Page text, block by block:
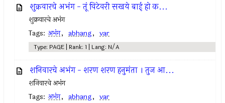
शुक्रवारचे अभंग - तूं विटेवरी सखये बाई हो क...
शुक्रवारचे अभंग
Tags: अभंग, abhang, var
Type: PAGE | Rank: 1 | Lang: N/A
शनिवारचे अभंग - शरण शरण हनुमंता । तुज आ...
शनिवारचे अभंग
Tags: अभंग, abhang, var